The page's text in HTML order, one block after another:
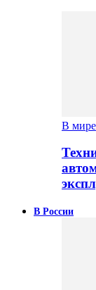
В мире
В России